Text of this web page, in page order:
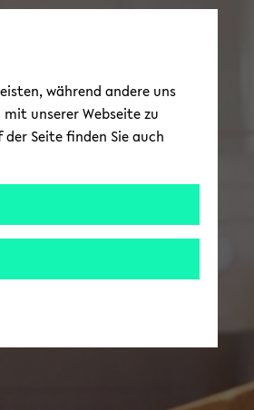
während andere uns
unserer Webseite zu
Seite finden Sie auch